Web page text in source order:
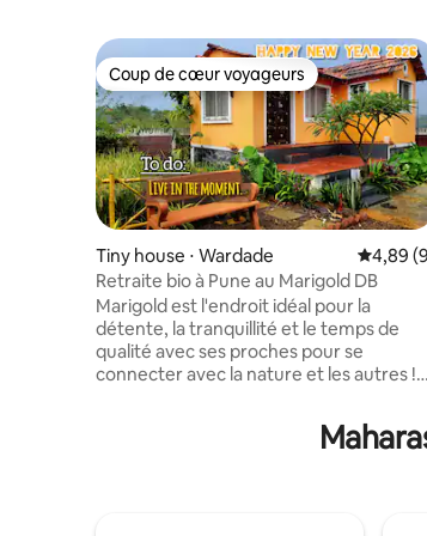
Coup de cœur voyageurs
Coup de cœur voyageurs
Tiny house ⋅ Wardade
4,89
Retraite bio à Pune au Marigold DB
Marigold est l'endroit idéal pour la
détente, la tranquillité et le temps de
qualité avec ses proches pour se
connecter avec la nature et les autres !
rustique pour tous les âges et tous les
centres d'intérêt. Profitez de la